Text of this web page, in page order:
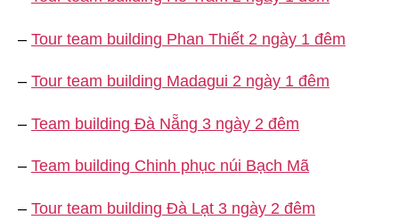
– Tour team building Phan Thiết 2 ngày 1 đêm
– Tour team building Madagui 2 ngày 1 đêm
– Team building Đà Nẵng 3 ngày 2 đêm
– Team building Chinh phục núi Bạch Mã
– Tour team building Đà Lạt 3 ngày 2 đêm